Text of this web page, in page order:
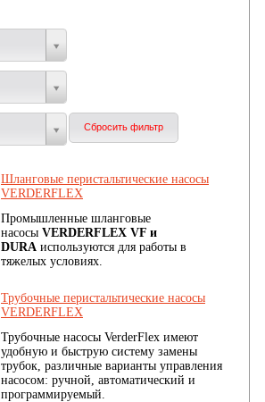
Шланговые перистальтические насосы
VERDERFLEX
Промышленные шланговые
насосы VERDERFLEX VF и
DURA используются для работы в
тяжелых условиях.
Трубочные перистальтические насосы
VERDERFLEX
Трубочные насосы VerderFlex имеют
удобную и быструю систему замены
трубок, различные варианты управления
насосом: ручной, автоматический и
программируемый.